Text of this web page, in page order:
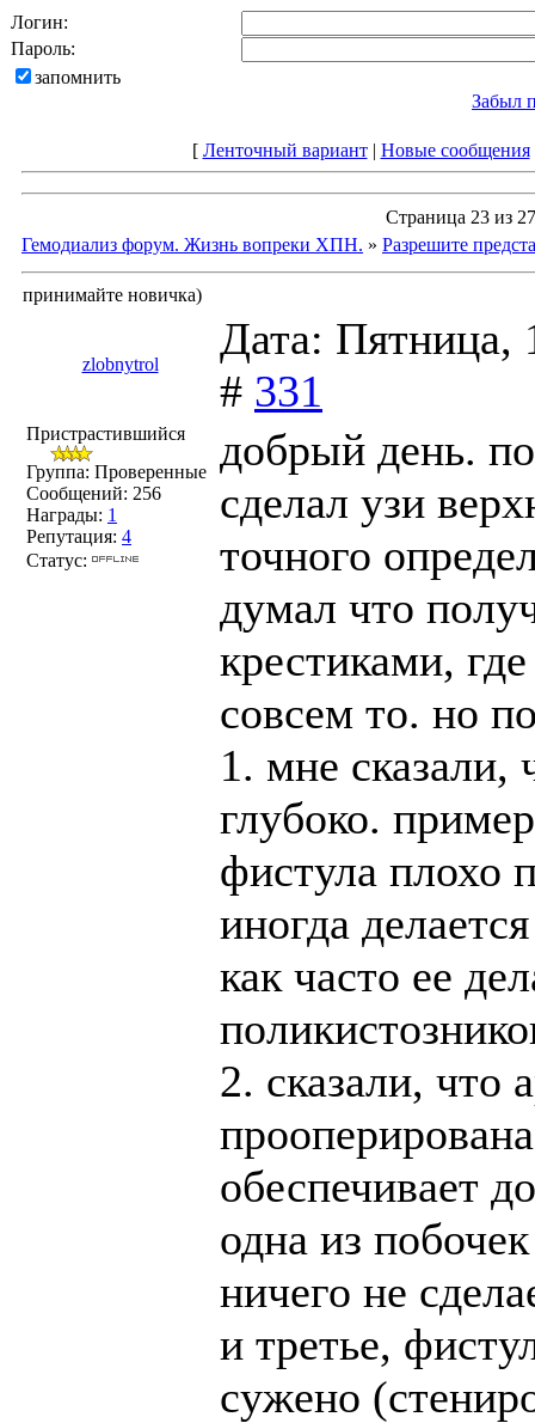
Логин:
Пароль:
запомнить
Забыл
[ Ленточный вариант| Новые сообщения
Страница 23 из 27
Гемодиализ форум. Жизнь вопреки ХПН. » Разрешите
принимайте новичка)
zlobnytrol
Дата: Пятница,
# 331
Пристрастившийся
Группа: Проверенные
Сообщений: 256
Награды: 1
Репутация: 4
Статус:
добрый день.
сделал узи
точного
думал что
крестиками,
совсем то. но
1. мне сказали,
глубоко.
фистула плохо
иногда
как часто ее
2. сказали, что
обеспечивает
одна из
ничего не
и третье,
сужено